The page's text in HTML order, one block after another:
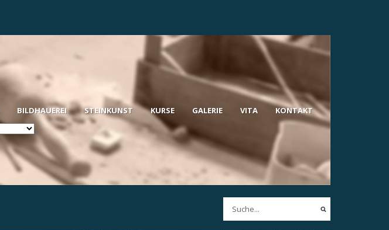
BILDHAUEREI STEINKUNST KURSE GALERIE VITA KONTAKT